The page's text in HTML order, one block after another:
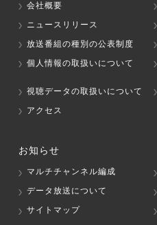
会社概要
ニュースリリース
放送番組の種別の公表制度
個人情報の取扱いについて
視聴データの取扱いについて
アクセス
お知らせ
マルチチャンネル編成
データ放送について
サイトマップ